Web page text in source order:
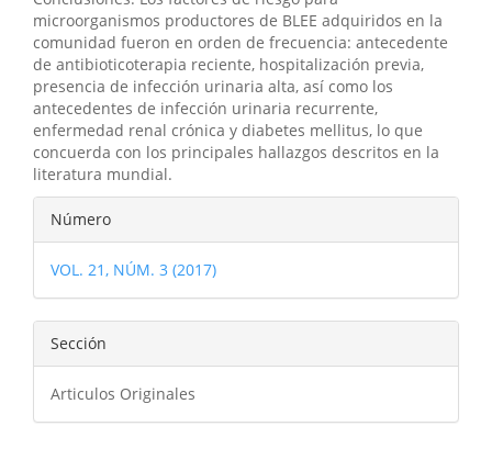
microorganismos productores de BLEE adquiridos en la
comunidad fueron en orden de frecuencia: antecedente
de antibioticoterapia reciente, hospitalización previa,
presencia de infección urinaria alta, así como los
antecedentes de infección urinaria recurrente,
enfermedad renal crónica y diabetes mellitus, lo que
concuerda con los principales hallazgos descritos en la
literatura mundial.
Detalles
del
artículo
Número
VOL. 21, NÚM. 3 (2017)
Sección
Articulos Originales